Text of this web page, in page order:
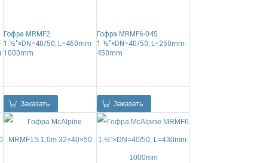
Гофра MRMF2
1.½"×DN=40/50; L=460mm-
1000mm
Заказать
Гофра MRMF6-045
1.½"×DN=40/50; L=250mm-
450mm
Заказать